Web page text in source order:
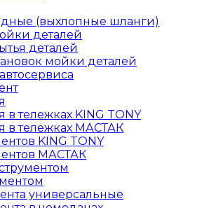
(выхлопные шланги)
деталей
деталей
мойки деталей
тележках KING TONY
в тележках МАСТАК
KING TONY
МАСТАК
универсальные